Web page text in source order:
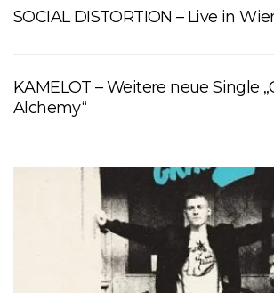
SOCIAL DISTORTION – Live in
KAMELOT – Weitere neue Single
Alchemy“